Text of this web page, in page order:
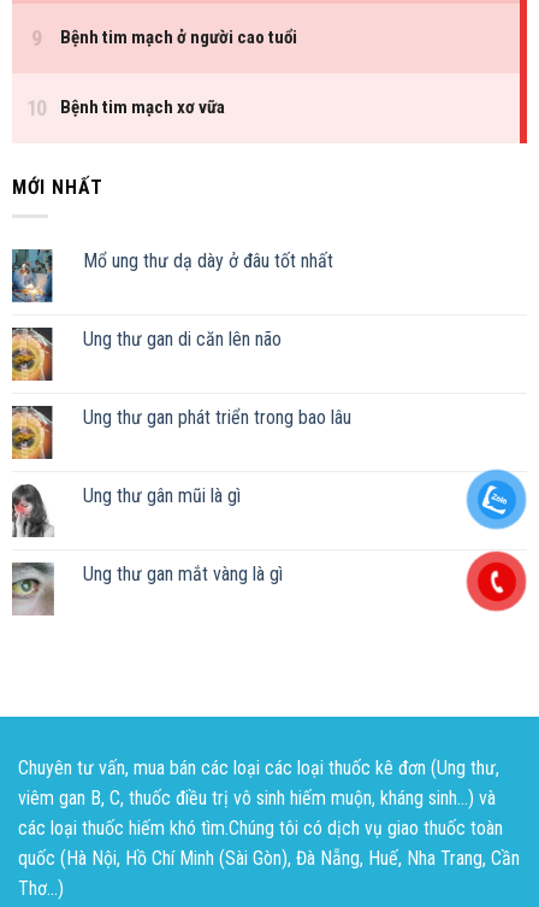
MỚI NHẤT
Mổ ung thư dạ dày ở đâu tốt nhất
Ung thư gan di căn lên não
Ung thư gan phát triển trong bao lâu
Ung thư gân mũi là gì
Ung thư gan mắt vàng là gì
Chuyên tư vấn, mua bán các loại các loại thuốc kê đơn (Ung thư,
viêm gan B, C, thuốc điều trị vô sinh hiếm muộn, kháng sinh...) và
các loại thuốc hiếm khó tìm.Chúng tôi có dịch vụ giao thuốc toàn
quốc (Hà Nội, Hồ Chí Minh (Sài Gòn), Đà Nẵng, Huế, Nha Trang, Cần
Thơ...)